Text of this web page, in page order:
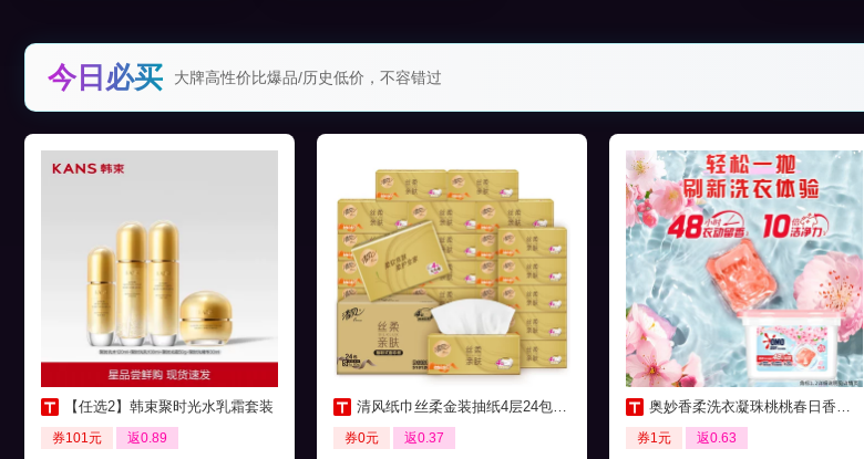
今日必买 大牌高性价比爆品/历史低价，不容错过
【任选2】韩束聚时光水乳霜套装
券101元 返0.89
清风纸巾丝柔金装抽纸4层24包家用实惠装
券0元 返0.37
奥妙香柔洗衣凝珠桃桃春日香清香50颗
券1元 返0.63